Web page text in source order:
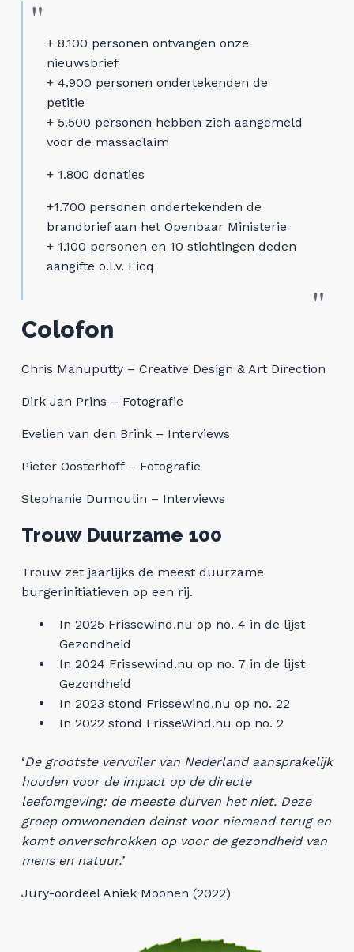
+ 8.100 personen ontvangen onze
nieuwsbrief
+ 4.900 personen ondertekenden de
petitie
+ 5.500 personen hebben zich aangemeld
voor de massaclaim
+ 1.800 donaties
+1.700 personen ondertekenden de
brandbrief aan het Openbaar Ministerie
+ 1.100 personen en 10 stichtingen deden
aangifte o.l.v. Ficq
Colofon
Chris Manuputty – Creative Design & Art Direction
Dirk Jan Prins – Fotografie
Evelien van den Brink – Interviews
Pieter Oosterhoff – Fotografie
Stephanie Dumoulin – Interviews
Trouw Duurzame 100
Trouw zet jaarlijks de meest duurzame
burgerinitiatieven op een rij.
In 2025 Frissewind.nu op no. 4 in de lijst
Gezondheid
In 2024 Frissewind.nu op no. 7 in de lijst
Gezondheid
In 2023 stond Frissewind.nu op no. 22
In 2022 stond FrisseWind.nu op no. 2
‘De grootste vervuiler van Nederland aansprakelijk
houden voor de impact op de directe
leefomgeving: de meeste durven het niet. Deze
groep omwonenden deinst voor niemand terug en
komt onverschrokken op voor de gezondheid van
mens en natuur.’
Jury-oordeel Aniek Moonen (2022)